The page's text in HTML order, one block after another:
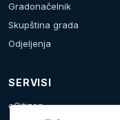
Gradonačelnik
Skupština grada
Odjeljenja
SERVISI
eCitizen